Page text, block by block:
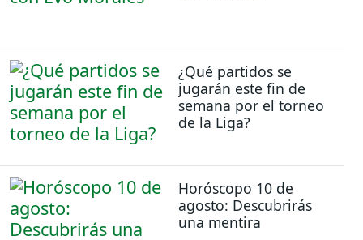
¿Qué partidos se
jugarán este fin de
semana por el torneo
de la Liga?
Horóscopo 10 de
agosto: Descubrirás
una mentira